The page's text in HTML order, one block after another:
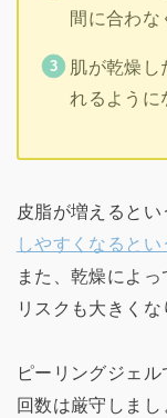
間に合わな
肌が乾燥し
れるように
皮脂が増えるとい
しやすくなるとい
また、乾燥によ
リスクも大きくな
ピーリングジェ
回数は厳守しまし